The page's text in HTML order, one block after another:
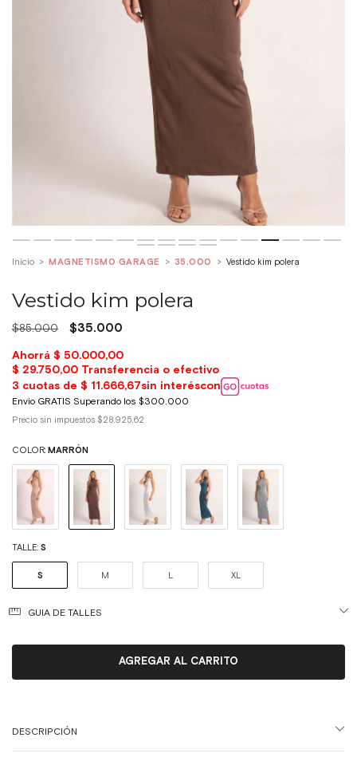
Inicio > MAGNETISMO GARAGE > 35.000 > Vestido kim polera
Vestido kim polera
$85.000 $35.000
Precio sin impuestos $28.925,62
COLOR: MARRÓN
TALLE: S
S M L XL
GUIA DE TALLES
DESCRIPCIÓN